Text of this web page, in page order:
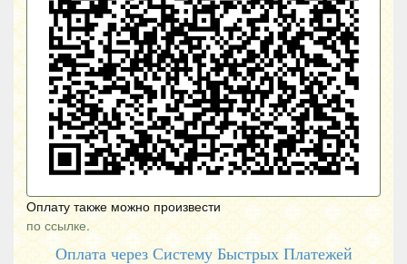
Оплату также можно произвести
по ссылке.
Оплата через Систему Быстрых Платежей